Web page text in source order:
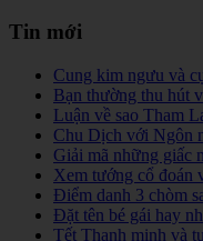
Tin mới
Cung kim ngưu và
Bạn thường thu hút
Luận về sao Tham
Chu Dịch với Ngôn
Giải mã những giấc
Xem tướng cổ đoán
Điểm danh 3 chòm
Đặt tên bé gái hay
Tết Thanh minh và